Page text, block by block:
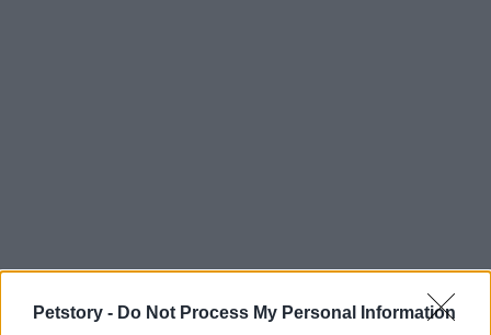
Petstory - Do Not Process My Personal Information